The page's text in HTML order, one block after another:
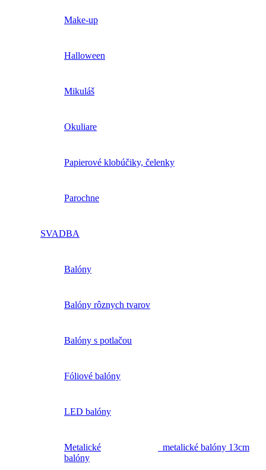
Make-up
Halloween
Mikuláš
Okuliare
Papierové klobúčiky, čelenky
Parochne
SVADBA
Balóny
Balóny rôznych tvarov
Balóny s potlačou
Fóliové balóny
LED balóny
Metalické
balóny
metalické balóny 13cm